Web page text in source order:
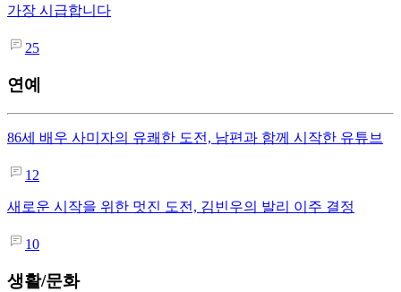
가장 시급합니다
25
연예
86세 배우 사미자의 유쾌한 도전, 남편과 함께 시작한 유튜브
12
새로운 시작을 위한 멋진 도전, 김빈우의 발리 이주 결정
10
생활/문화